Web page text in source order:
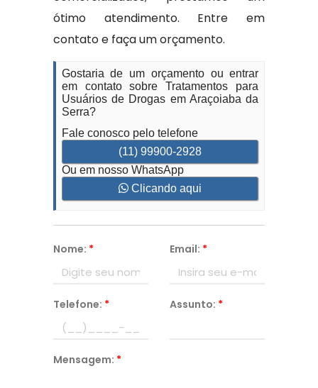
ótimo atendimento. Entre em
contato e faça um orçamento.
Gostaria de um orçamento ou entrar
em contato sobre Tratamentos para
Usuários de Drogas em Araçoiaba da
Serra?
Fale conosco pelo telefone
(11) 99900-2928
Ou em nosso WhatsApp
Clicando aqui
Nome: * Email: *
Telefone: * Assunto: *
Mensagem: *